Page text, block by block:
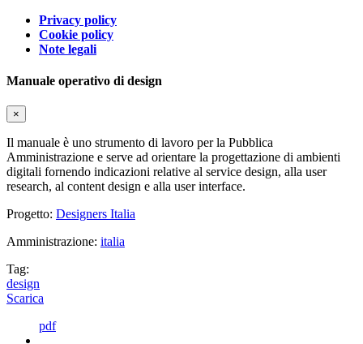
Privacy policy
Cookie policy
Note legali
Manuale operativo di design
×
Il manuale è uno strumento di lavoro per la Pubblica
Amministrazione e serve ad orientare la progettazione di ambienti
digitali fornendo indicazioni relative al service design, alla user
research, al content design e alla user interface.
Progetto: Designers Italia
Amministrazione: italia
Tag:
design
Scarica
pdf